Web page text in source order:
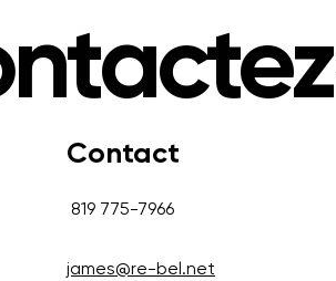
Contact
819 775-7966
james@re-bel.net